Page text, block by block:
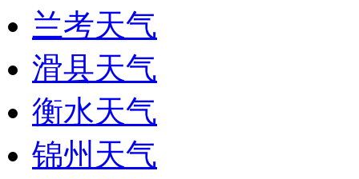
兰考天气
滑县天气
衡水天气
锦州天气